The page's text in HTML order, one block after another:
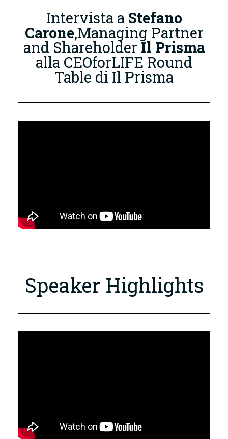
Intervista a Stefano
Carone,Managing Partner
and ShareholderIl Prisma
alla CEOforLIFE Round
Table di Il Prisma
Speaker Highlights